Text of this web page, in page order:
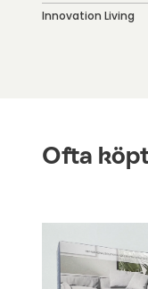
Innovation Living
Ofta